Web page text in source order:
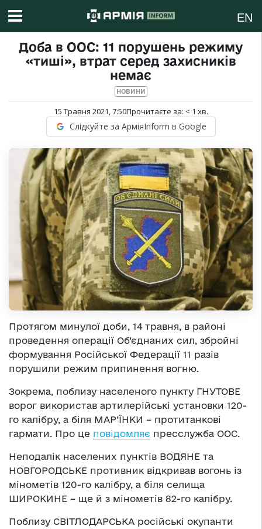
EN
Доба в ООС: 11 порушень режиму
«тиші», втрат серед захисників
немає
НОВИНИ
15 Травня 2021, 7:50Прочитаєте за: < 1 хв.
Слідкуйте за АрміяInform в Google
Протягом минулої доби, 14 травня, в районі
проведення операції Об’єднаних сил, збройні
формування Російської Федерації 11 разів
порушили режим припинення вогню.
Зокрема, поблизу населеного пункту ГНУТОВЕ
ворог використав артилерійські установки 120-
го калібру, а біля МАР’ЇНКИ – протитанкові
гармати. Про це повідомляє пресслужба ООС.
Неподалік населених пунктів ВОДЯНЕ та
НОВГОРОДСЬКЕ противник відкривав вогонь із
мінометів 120-го калібру, а біля селища
ШИРОКИНЕ – ще й з мінометів 82-го калібру.
Поблизу СВІТЛОДАРСЬКА російські окупанти